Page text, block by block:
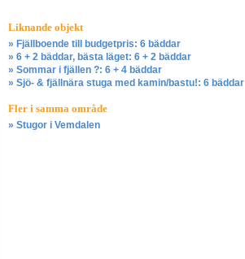
Liknande objekt
» Fjällboende till budgetpris: 6 bäddar
» 6 + 2 bäddar, bästa läget: 6 + 2 bäddar
» Sommar i fjällen ?: 6 + 4 bäddar
» Sjö- & fjällnära stuga med kamin/bastu!: 6 bäddar
Fler i samma område
» Stugor i Vemdalen